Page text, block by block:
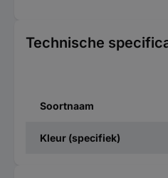
Technische
Soortnaam
Kleur (specifiek)